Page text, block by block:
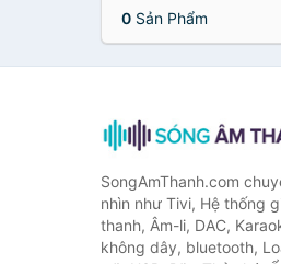
0 Sản Phẩm
SongAmThanh.com
nhìn như Tivi, Hệ thống
thanh, Âm-li, DAC,
không dây, bluetooth,